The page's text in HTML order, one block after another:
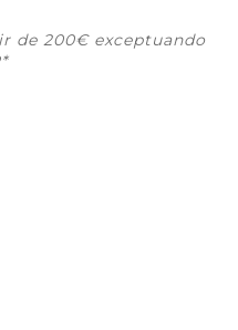
de 200€ exceptuando